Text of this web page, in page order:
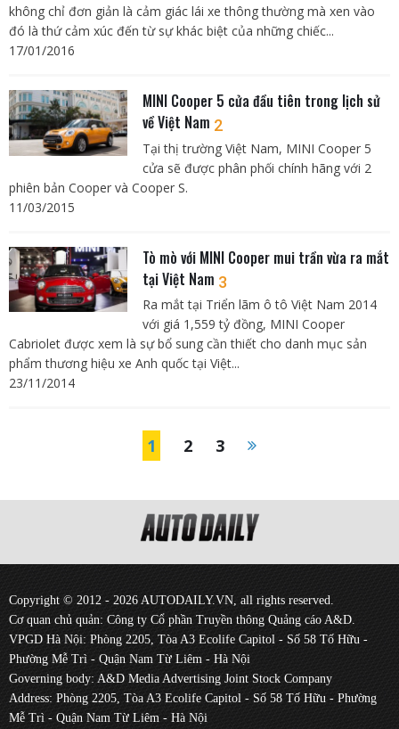
không chỉ đơn giản là cảm giác lái xe thông thường mà xen vào
đó là thứ cảm xúc đến từ sự khác biệt của những chiếc...
17/01/2016
MINI Cooper 5 cửa đầu tiên trong lịch sử
về Việt Nam 2
Tại thị trường Việt Nam, MINI Cooper 5
cửa sẽ được phân phối chính hãng với 2
phiên bản Cooper và Cooper S.
11/03/2015
Tò mò với MINI Cooper mui trần vừa ra mắt
tại Việt Nam 3
Ra mắt tại Triển lãm ô tô Việt Nam 2014
với giá 1,559 tỷ đồng, MINI Cooper
Cabriolet được xem là sự bổ sung cần thiết cho danh mục sản
phẩm thương hiệu xe Anh quốc tại Việt...
23/11/2014
1 2 3
Copyright © 2012 - 2026 AUTODAILY.VN, all rights reserved.
Cơ quan chủ quản: Công ty Cổ phần Truyền thông Quảng cáo A&D.
VPGD Hà Nội: Phòng 2205, Tòa A3 Ecolife Capitol - Số 58 Tố Hữu -
Phường Mễ Trì - Quận Nam Từ Liêm - Hà Nội
Governing body: A&D Media Advertising Joint Stock Company
Address: Phòng 2205, Tòa A3 Ecolife Capitol - Số 58 Tố Hữu - Phường
Mễ Trì - Quận Nam Từ Liêm - Hà Nội